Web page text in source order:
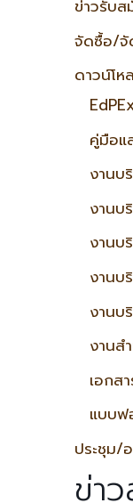
ข่าวรับส
จัดซื้อ/จั
ดาวน์โห
คู่มือแ
งานบ
งานบ
งานบ
งานบ
งานบ
งานส
เอกส
แบบฟ
ประชุม/
ข่า